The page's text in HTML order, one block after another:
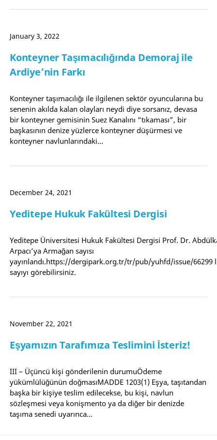
January 3, 2022
Konteyner Taşımacılığında Demoraj ile
Ardiye’nin Farkı
Konteyner taşımacılığı ile ilgilenen sektör oyuncularına bu
senenin akılda kalan olayları neydi diye sorsanız, devasa
bir konteyner gemisinin Suez Kanalını “tıkaması”, bir
başkasının denize yüzlerce konteyner düşürmesi ve
konteyner navlunlarındaki…
December 24, 2021
Yeditepe Hukuk Fakültesi Dergisi
Yeditepe Üniversitesi Hukuk Fakültesi Dergisi Prof. Dr.
Arpacı’ya Armağan sayısı
yayınlandı.https://dergipark.org.tr/tr/pub/yuhfd/issue/66299
sayıyı görebilirsiniz.
November 22, 2021
Eşyamızın Tarafımıza Teslimini İsteriz!
III – Üçüncü kişi gönderilenin durumuÖdeme
yükümlülüğünün doğmasıMADDE 1203(1) Eşya, taşıtandan
başka bir kişiye teslim edilecekse, bu kişi, navlun
sözleşmesi veya konişmento ya da diğer bir denizde
taşıma senedi uyarınca…